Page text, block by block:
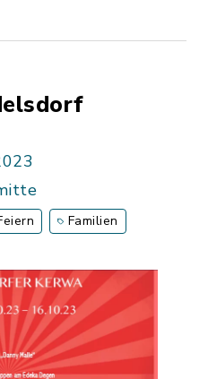
Familien